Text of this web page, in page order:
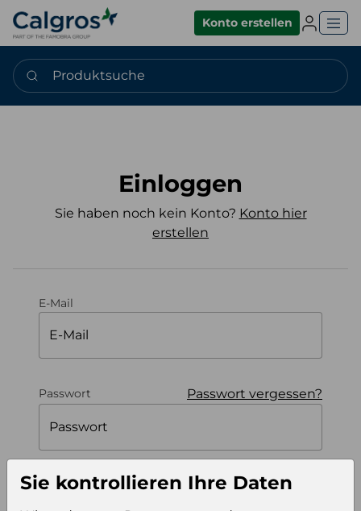
Konto erstellen
Produktsuche
Einloggen
Sie haben noch kein Konto? Konto hier
erstellen
E-Mail
E-Mail
Passwort Passwort vergessen?
Passwort
Angemeldet bleiben
Sie kontrollieren Ihre Daten